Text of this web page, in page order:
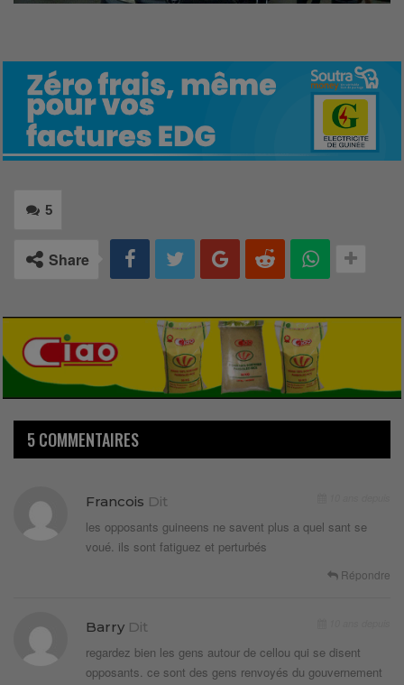
5
Share
5 COMMENTAIRES
Francois Dit
les opposants guineens ne savent plus a quel sant se
voué. ils sont fatiguez et perturbés
Répondre
Barry Dit
regardez bien les gens autour de cellou qui se disent
opposants. ce sont des gens renvoyés du gouvernement